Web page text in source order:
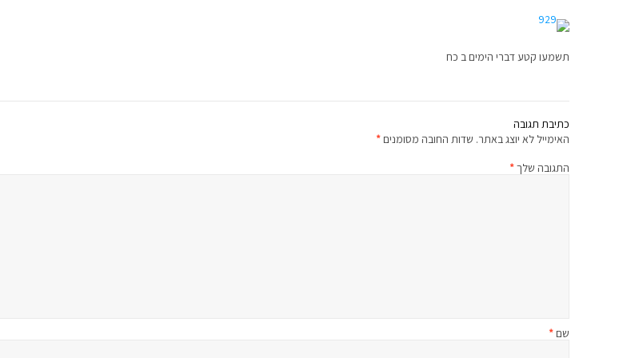
תשמעו קטע דברי הימים ב כח
כתיבת תגובה
האימייל לא יוצג באתר. שדות החובה מסומנים*
התגובה שלך*
שם*